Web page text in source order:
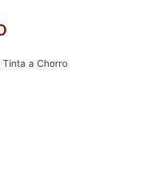
Tinta a Chorro